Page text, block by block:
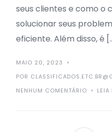
seus clientes e como o
solucionar seus
eficiente. Além disso, é
MAIO 20, 2023
POR
NENHUM COMENTÁRIO
LEIA